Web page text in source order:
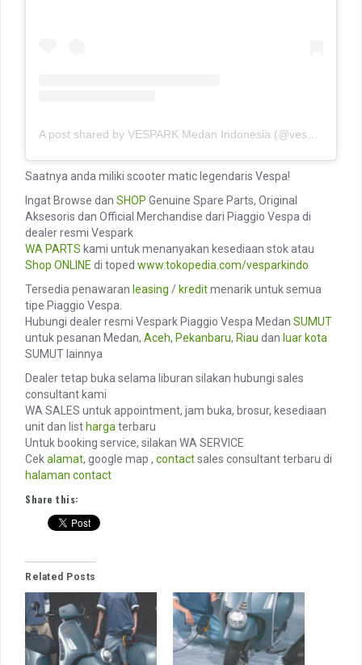
A post shared by VESPARK Medan Indonesia (@vesparkindo)
Saatnya anda miliki scooter matic legendaris Vespa!
Ingat Browse dan SHOP Genuine Spare Parts, Original
Aksesoris dan Official Merchandise dari Piaggio Vespa di
dealer resmi Vespark
WA PARTS kami untuk menanyakan kesediaan stok atau
Shop ONLINE di toped www.tokopedia.com/vesparkindo
Tersedia penawaran leasing / kreditmenarik untuk semua
tipe Piaggio Vespa.
Hubungi dealer resmi Vespark Piaggio Vespa Medan SUMUT
untuk pesanan Medan, Aceh, Pekanbaru, Riau dan luar kota
SUMUT lainnya
Dealer tetap buka selama liburan silakan hubungi sales
consultant kami
WA SALES untuk appointment, jam buka, brosur, kesediaan
unit dan list hargaterbaru
Untuk booking service, silakan WA SERVICE
Cekalamat, google map , contactsales consultant terbaru di
halaman contact
Share this:
Related Posts